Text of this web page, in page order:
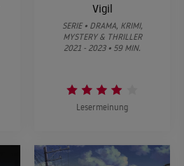
Vigil
SERIE • DRAMA, KRIMI,
MYSTERY & THRILLER
2021 - 2023 • 59 MIN.
Lesermeinung